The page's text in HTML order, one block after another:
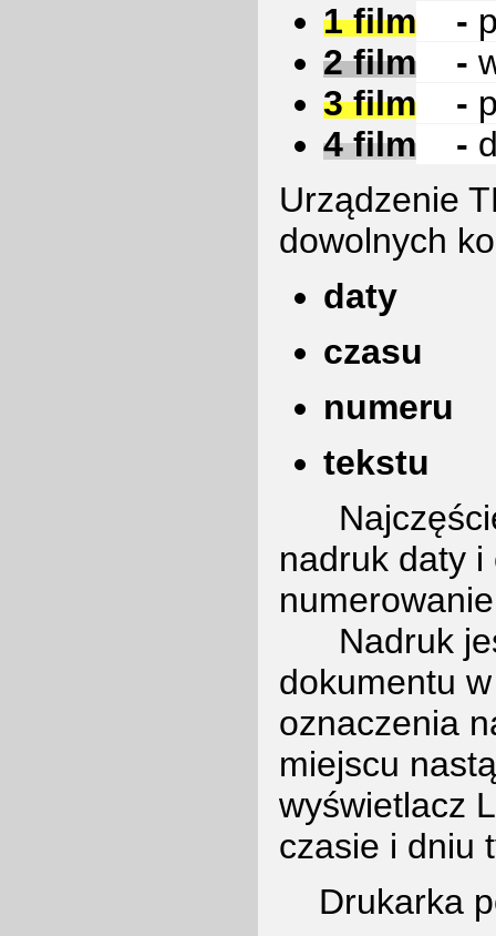
1 film -
2 film -
3 film -
4 film -
Urządzenie
dowolnych
daty
czasu
numeru
tekstu
nadruk daty
Nadruk
dokumentu
oznaczenia
miejscu
wyświetlacz
czasie i dniu
Drukarka